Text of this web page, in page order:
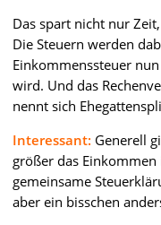
Das spart nicht nur
Die Steuern werden
Einkommenssteuer
wird. Und das
nennt sich
Interessant: Generell
größer das
gemeinsame
aber ein bisschen